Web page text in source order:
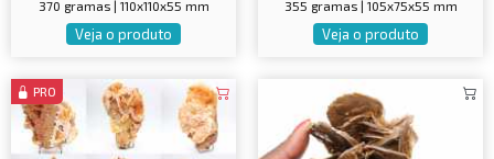
370 gramas | 110x110x55 mm
Veja o produto
355 gramas | 105x75x55 mm
Veja o produto
PRO